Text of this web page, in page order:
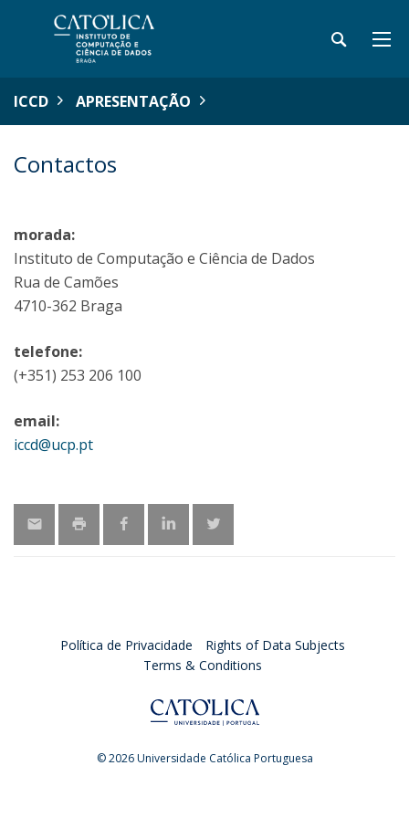
ICCD APRESENTAÇÃO
Contactos
morada:
Instituto de Computação e Ciência de Dados
Rua de Camões
4710-362 Braga
telefone:
(+351) 253 206 100
email:
iccd@ucp.pt
Política de Privacidade
Rights of Data Subjects
Terms & Conditions
© 2026 Universidade Católica Portuguesa